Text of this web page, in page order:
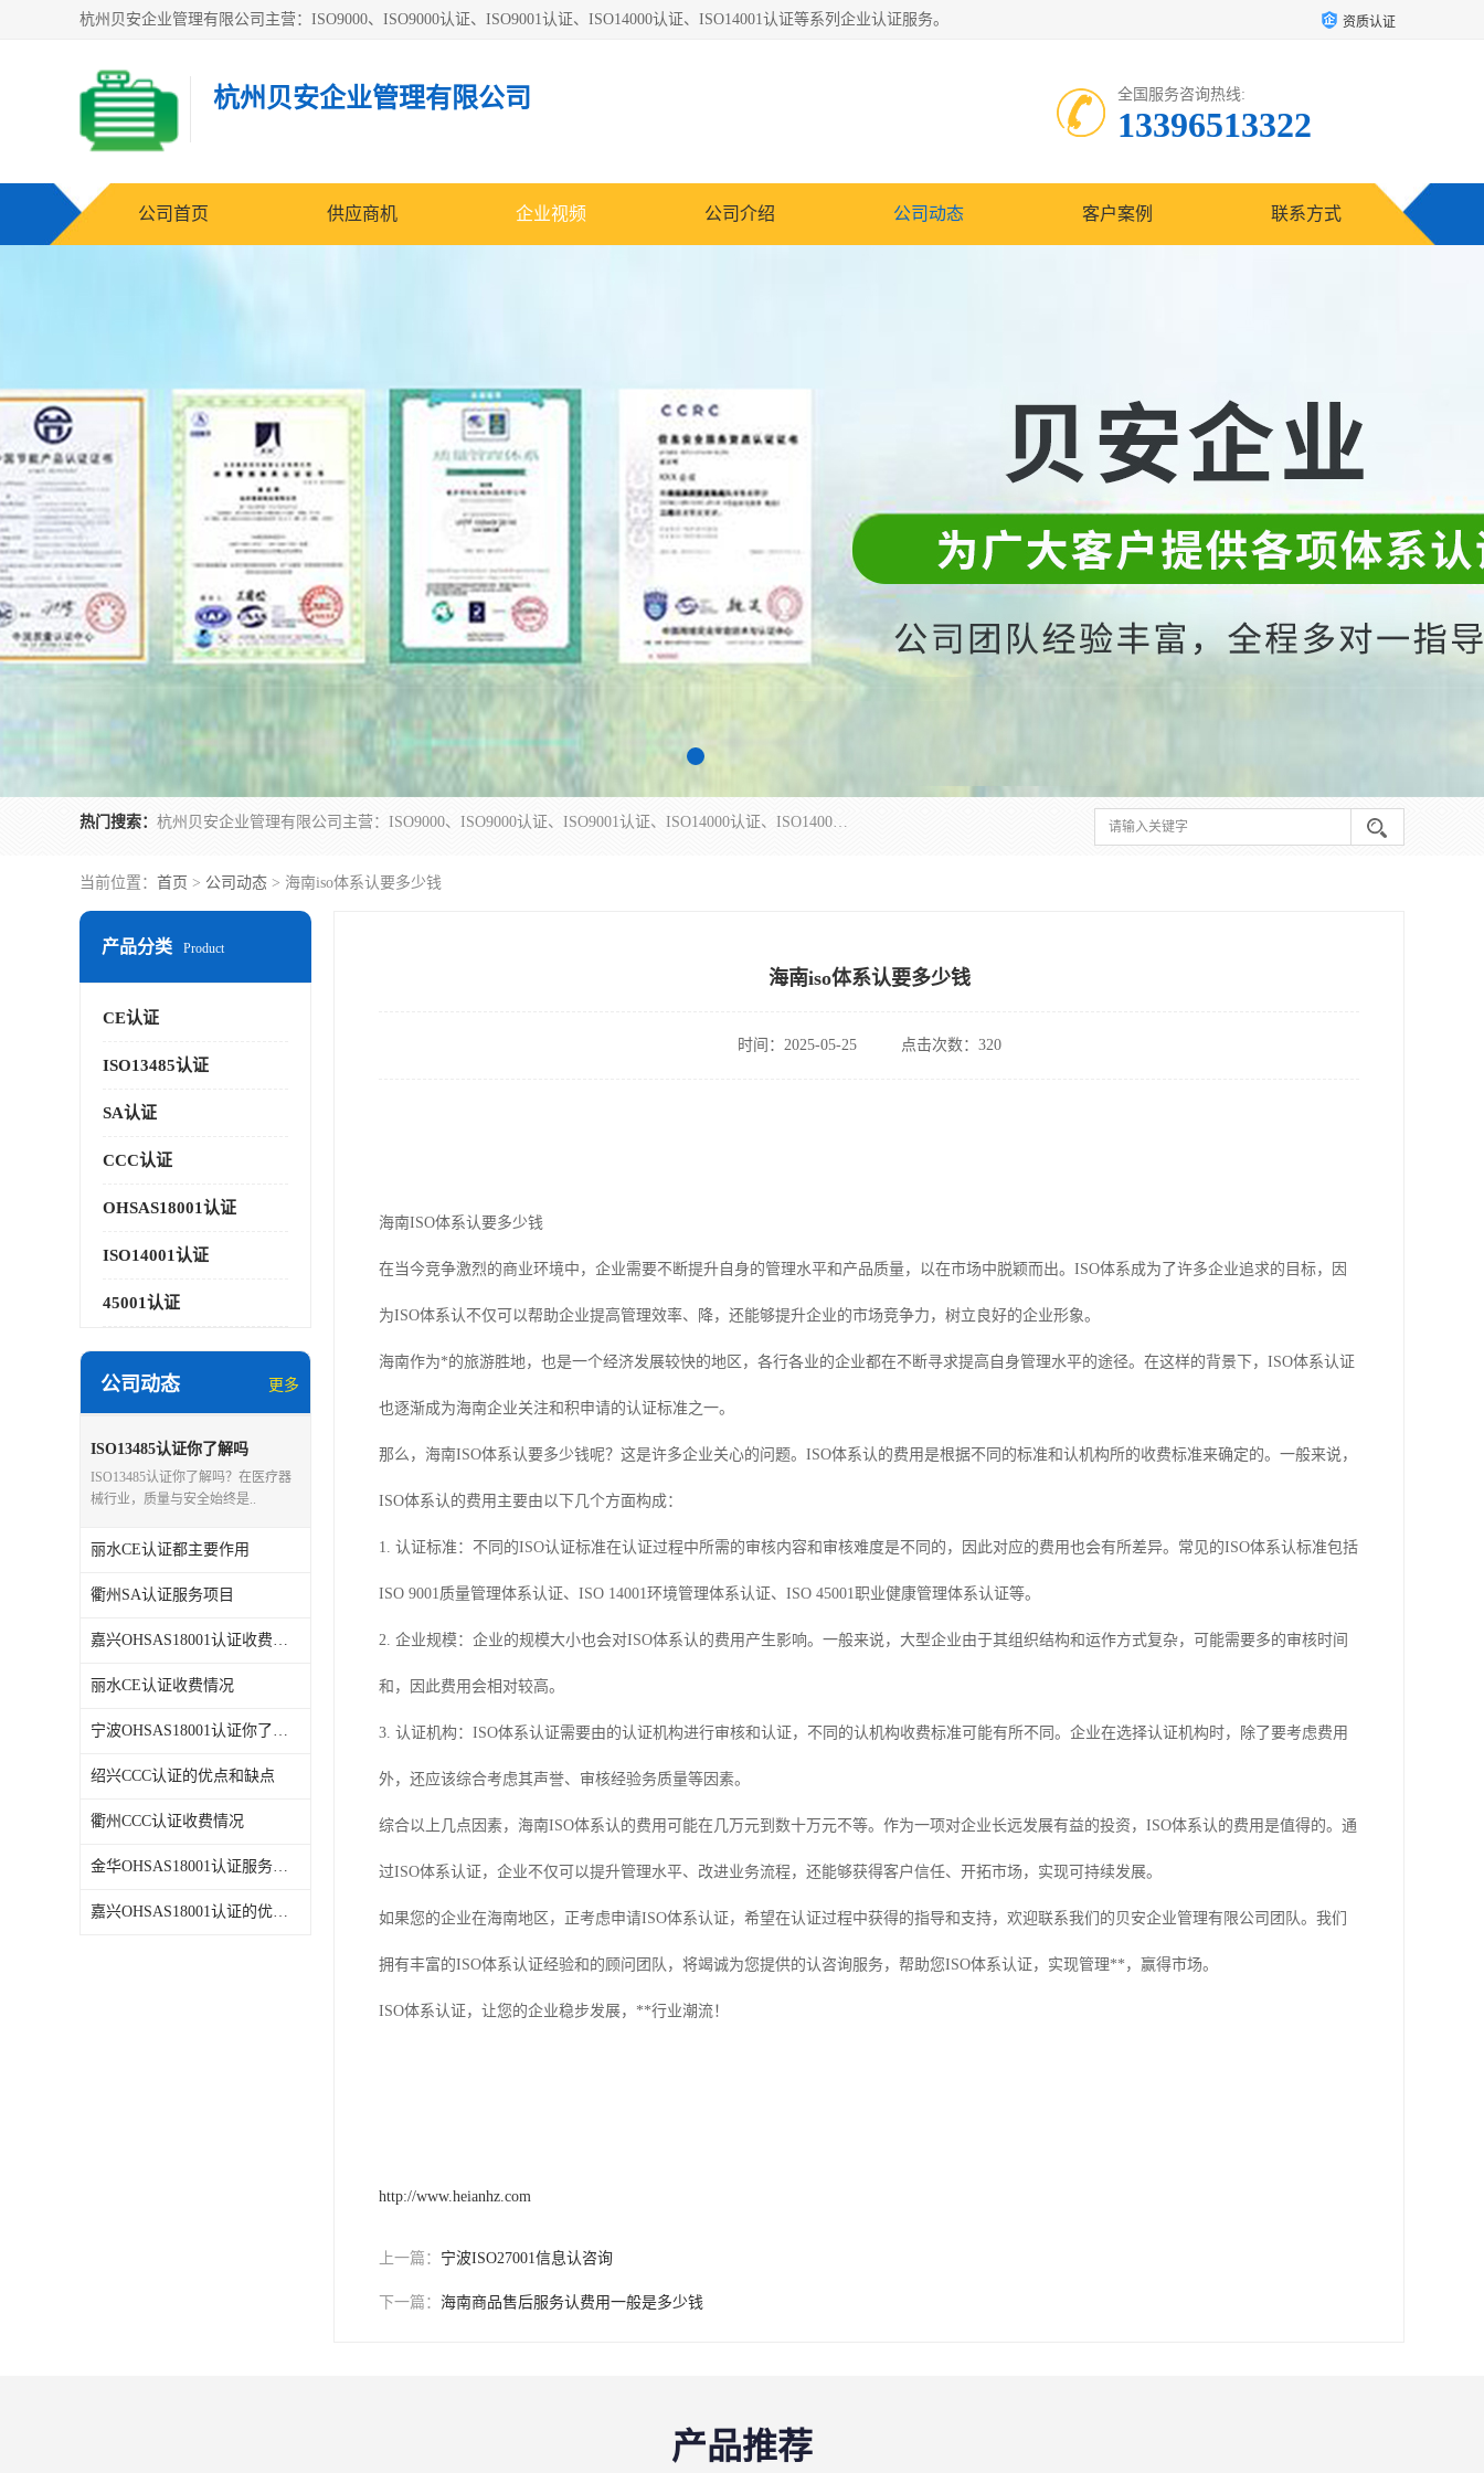
杭州贝安企业管理有限公司主营：ISO9000、ISO9000认证、ISO9001认证、ISO14000认证、ISO14001认证等系列企业认证服务。 资质认证
杭州贝安企业管理有限公司 全国服务咨询热线:
13396513322
公司首页 供应商机 企业视频 公司介绍 公司动态 客户案例 联系方式
热门搜索： 杭州贝安企业管理有限公司主营：ISO9000、ISO9000认证、ISO9001认证、ISO14000认证、ISO14001认证等系列企业认证服务。
当前位置： 首页 > 公司动态 > 海南iso体系认要多少钱
产品分类 Product
CE认证
ISO13485认证
SA认证
CCC认证
OHSAS18001认证
ISO14001认证
45001认证
公司动态 更多
ISO13485认证你了解吗
ISO13485认证你了解吗？在医疗器
械行业，质量与安全始终是..
丽水CE认证都主要作用
衢州SA认证服务项目
嘉兴OHSAS18001认证收费情况
丽水CE认证收费情况
宁波OHSAS18001认证你了解吗
绍兴CCC认证的优点和缺点
衢州CCC认证收费情况
金华OHSAS18001认证服务项目
嘉兴OHSAS18001认证的优点和缺点
海南iso体系认要多少钱
时间：2025-05-25 点击次数：320
海南ISO体系认要多少钱
在当今竞争激烈的商业环境中，企业需要不断提升自身的管理水平和产品质量，以在市场中脱颖而出。ISO体系成为了许多企业追求的目标，因
为ISO体系认不仅可以帮助企业提高管理效率、降，还能够提升企业的市场竞争力，树立良好的企业形象。
海南作为*的旅游胜地，也是一个经济发展较快的地区，各行各业的企业都在不断寻求提高自身管理水平的途径。在这样的背景下，ISO体系认证
也逐渐成为海南企业关注和积申请的认证标准之一。
那么，海南ISO体系认要多少钱呢？这是许多企业关心的问题。ISO体系认的费用是根据不同的标准和认机构所的收费标准来确定的。一般来说，
ISO体系认的费用主要由以下几个方面构成：
1. 认证标准：不同的ISO认证标准在认证过程中所需的审核内容和审核难度是不同的，因此对应的费用也会有所差异。常见的ISO体系认标准包括
ISO 9001质量管理体系认证、ISO 14001环境管理体系认证、ISO 45001职业健康管理体系认证等。
2. 企业规模：企业的规模大小也会对ISO体系认的费用产生影响。一般来说，大型企业由于其组织结构和运作方式复杂，可能需要多的审核时间
和，因此费用会相对较高。
3. 认证机构：ISO体系认证需要由的认证机构进行审核和认证，不同的认机构收费标准可能有所不同。企业在选择认证机构时，除了要考虑费用
外，还应该综合考虑其声誉、审核经验务质量等因素。
综合以上几点因素，海南ISO体系认的费用可能在几万元到数十万元不等。作为一项对企业长远发展有益的投资，ISO体系认的费用是值得的。通
过ISO体系认证，企业不仅可以提升管理水平、改进业务流程，还能够获得客户信任、开拓市场，实现可持续发展。
如果您的企业在海南地区，正考虑申请ISO体系认证，希望在认证过程中获得的指导和支持，欢迎联系我们的贝安企业管理有限公司团队。我们
拥有丰富的ISO体系认证经验和的顾问团队，将竭诚为您提供的认咨询服务，帮助您ISO体系认证，实现管理**，赢得市场。
ISO体系认证，让您的企业稳步发展，**行业潮流！
http://www.heianhz.com
上一篇： 宁波ISO27001信息认咨询
下一篇： 海南商品售后服务认费用一般是多少钱
产品推荐